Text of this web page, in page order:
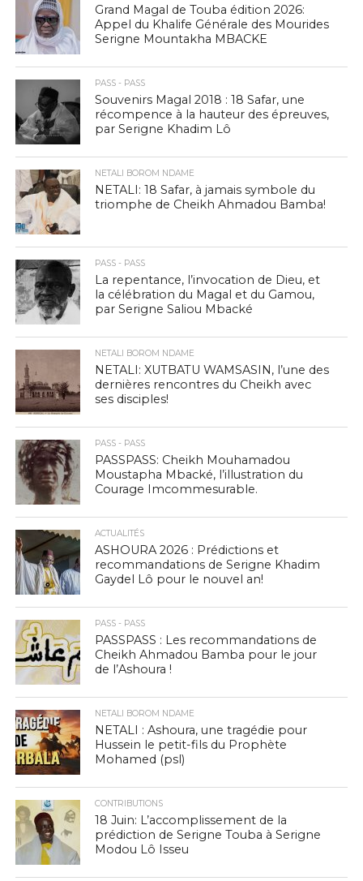
Grand Magal de Touba édition 2026:
Appel du Khalife Générale des Mourides
Serigne Mountakha MBACKE
PASS - PASS
Souvenirs Magal 2018 : 18 Safar, une
récompence à la hauteur des épreuves,
par Serigne Khadim Lô
NETALI BOROM NDAME
NETALI: 18 Safar, à jamais symbole du
triomphe de Cheikh Ahmadou Bamba!
PASS - PASS
La repentance, l’invocation de Dieu, et
la célébration du Magal et du Gamou,
par Serigne Saliou Mbacké
NETALI BOROM NDAME
NETALI: XUTBATU WAMSASIN, l’une des
dernières rencontres du Cheikh avec
ses disciples!
PASS - PASS
PASSPASS: Cheikh Mouhamadou
Moustapha Mbacké, l’illustration du
Courage Imcommesurable.
ACTUALITÉS
ASHOURA 2026 : Prédictions et
recommandations de Serigne Khadim
Gaydel Lô pour le nouvel an!
PASS - PASS
PASSPASS : Les recommandations de
Cheikh Ahmadou Bamba pour le jour
de l’Ashoura !
NETALI BOROM NDAME
NETALI : Ashoura, une tragédie pour
Hussein le petit-fils du Prophète
Mohamed (psl)
CONTRIBUTIONS
18 Juin: L’accomplissement de la
prédiction de Serigne Touba à Serigne
Modou Lô Isseu